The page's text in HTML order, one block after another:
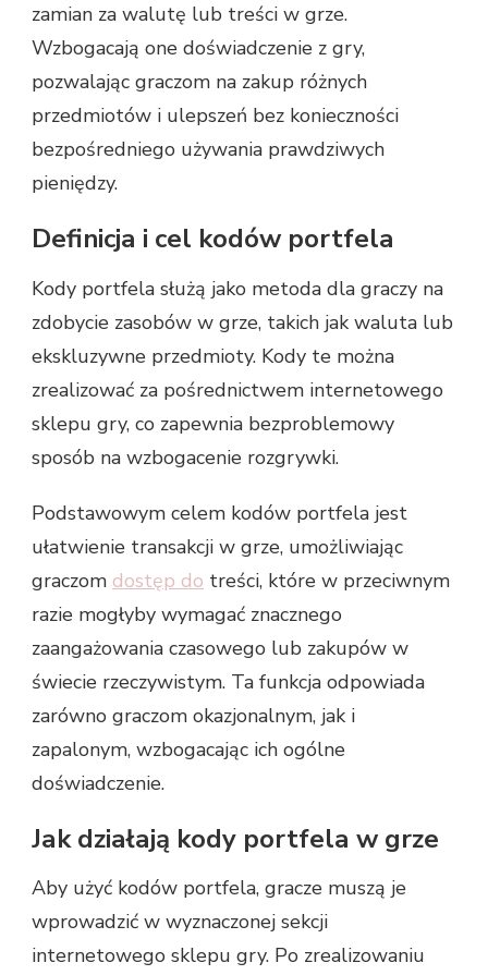
zamian za walutę lub treści w grze.
Wzbogacają one doświadczenie z gry,
pozwalając graczom na zakup różnych
przedmiotów i ulepszeń bez konieczności
bezpośredniego używania prawdziwych
pieniędzy.
Definicja i cel kodów portfela
Kody portfela służą jako metoda dla graczy na
zdobycie zasobów w grze, takich jak waluta lub
ekskluzywne przedmioty. Kody te można
zrealizować za pośrednictwem internetowego
sklepu gry, co zapewnia bezproblemowy
sposób na wzbogacenie rozgrywki.
Podstawowym celem kodów portfela jest
ułatwienie transakcji w grze, umożliwiając
graczom dostęp do treści, które w przeciwnym
razie mogłyby wymagać znacznego
zaangażowania czasowego lub zakupów w
świecie rzeczywistym. Ta funkcja odpowiada
zarówno graczom okazjonalnym, jak i
zapalonym, wzbogacając ich ogólne
doświadczenie.
Jak działają kody portfela w grze
Aby użyć kodów portfela, gracze muszą je
wprowadzić w wyznaczonej sekcji
internetowego sklepu gry. Po zrealizowaniu